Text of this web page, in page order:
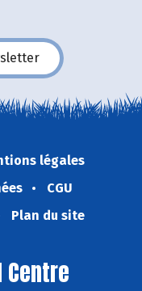
légales
CGU
Plan du site
Centre